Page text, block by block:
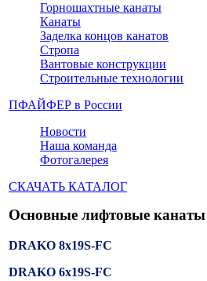
Горношахтные канаты
Канаты
Заделка концов канатов
Стропа
Вантовые конструкции
Строительные технологии
ПФАЙФЕР в России
Новости
Наша команда
Фотогалерея
СКАЧАТЬ КАТАЛОГ
Основные лифтовые
DRAKO 8x19S-FC
DRAKO 6x19S-FC